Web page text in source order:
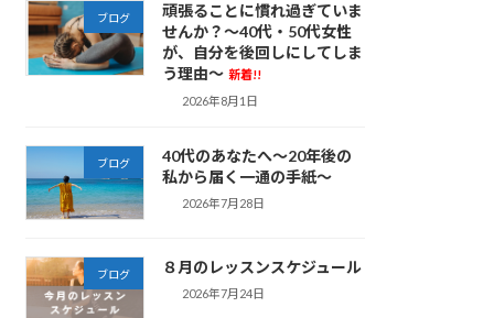
ブログ
頑張ることに慣れ過ぎていま
せんか？～40代・50代女性
が、自分を後回しにしてしま
う理由～ 新着!!
2026年8月1日
ブログ
40代のあなたへ～20年後の
私から届く一通の手紙～
2026年7月28日
ブログ ８月のレッスンスケジュール
2026年7月24日